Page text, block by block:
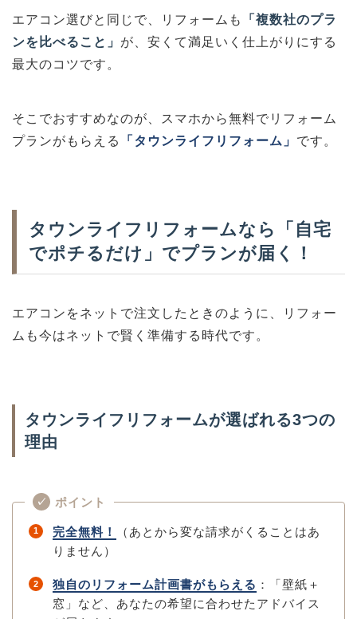
エアコン選びと同じで、リフォームも
「複数社のプラ
ンを比べること」 が、安くて満足いく仕上がりにする
最大のコツです。
そこでおすすめなのが、スマホから無料でリフォーム
プランがもらえる
「タウンライフリフォーム」 です。
タウンライフリフォームなら「自宅
でポチるだけ」でプランが届く！
エアコンをネットで注文したときのように、リフォー
ムも今はネットで賢く準備する時代です。
タウンライフリフォームが選ばれる3つの
理由
✓ ポイント
1 完全無料！
（あとから変な請求がくることはあ
りません）
2 独自のリフォーム計画書がもらえる ：「壁紙＋
窓」など、あなたの希望に合わせたアドバイス